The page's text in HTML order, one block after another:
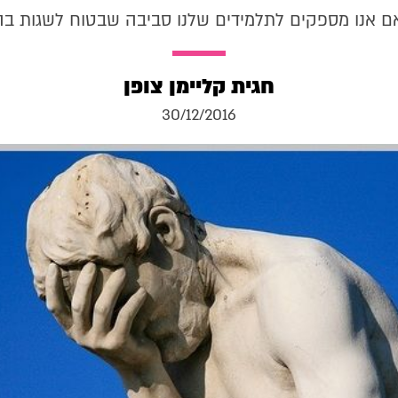
אנו מספקים לתלמידים שלנו סביבה שבטוח לשגות
חגית קליימן צופן
30/12/2016